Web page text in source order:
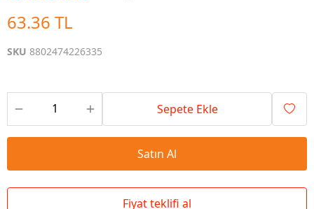
63.36 TL
SKU 8802474226335
Sepete Ekle
Satın Al
Fiyat teklifi al